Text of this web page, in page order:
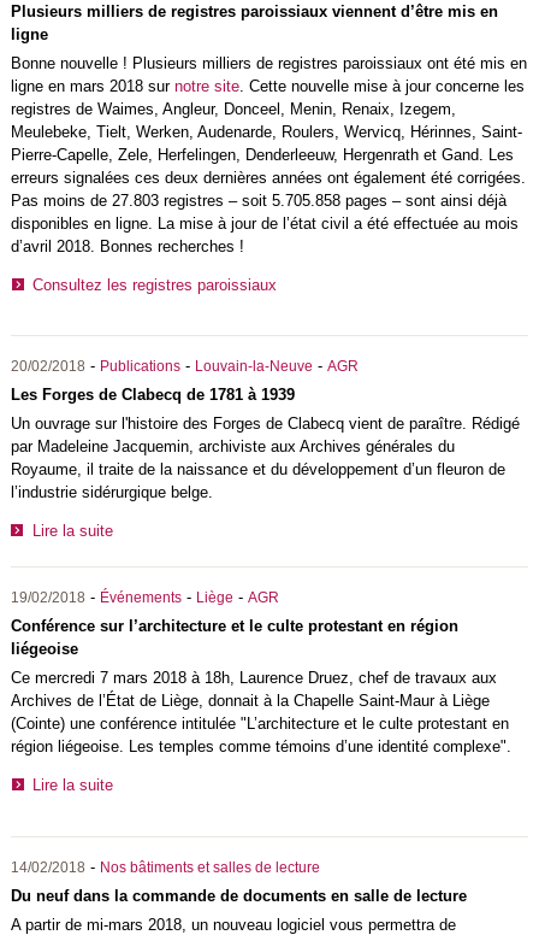
Plusieurs milliers de registres paroissiaux viennent d’être mis en
ligne
Bonne nouvelle ! Plusieurs milliers de registres paroissiaux ont été mis en
ligne en mars 2018 sur notre site. Cette nouvelle mise à jour concerne les
registres de Waimes, Angleur, Donceel, Menin, Renaix, Izegem,
Meulebeke, Tielt, Werken, Audenarde, Roulers, Wervicq, Hérinnes, Saint-
Pierre-Capelle, Zele, Herfelingen, Denderleeuw, Hergenrath et Gand. Les
erreurs signalées ces deux dernières années ont également été corrigées.
Pas moins de 27.803 registres – soit 5.705.858 pages – sont ainsi déjà
disponibles en ligne. La mise à jour de l’état civil a été effectuée au mois
d’avril 2018. Bonnes recherches !
Consultez les registres paroissiaux
20/02/2018 - Publications- Louvain-la-Neuve - AGR
Les Forges de Clabecq de 1781 à 1939
Un ouvrage sur l'histoire des Forges de Clabecq vient de paraître. Rédigé
par Madeleine Jacquemin, archiviste aux Archives générales du
Royaume, il traite de la naissance et du développement d’un fleuron de
l’industrie sidérurgique belge.
Lire la suite
19/02/2018 - Événements- Liège - AGR
Conférence sur l’architecture et le culte protestant en région
liégeoise
Ce mercredi 7 mars 2018 à 18h, Laurence Druez, chef de travaux aux
Archives de l’État de Liège, donnait à la Chapelle Saint-Maur à Liège
(Cointe) une conférence intitulée "L’architecture et le culte protestant en
région liégeoise. Les temples comme témoins d’une identité complexe".
Lire la suite
14/02/2018 - Nos bâtiments et salles de lecture
Du neuf dans la commande de documents en salle de lecture
A partir de mi-mars 2018, un nouveau logiciel vous permettra de